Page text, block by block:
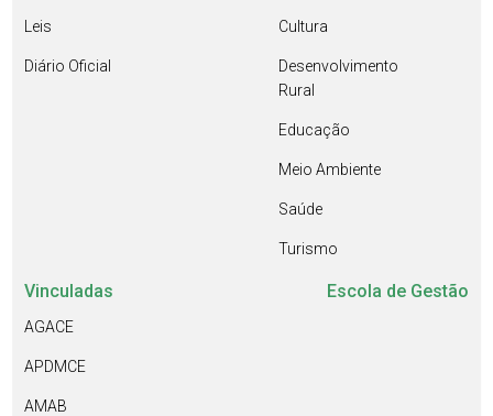
Leis
Diário Oficial
Cultura
Desenvolvimento
Rural
Educação
Meio Ambiente
Saúde
Turismo
Vinculadas
AGACE
APDMCE
AMAB
Escola de Gestão